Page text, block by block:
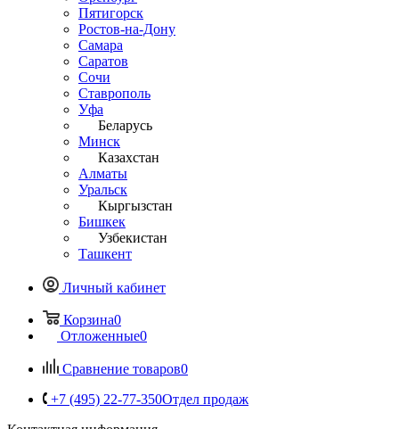
Пятигорск
Ростов-на-Дону
Самара
Саратов
Сочи
Ставрополь
Уфа
Беларусь
Минск
Казахстан
Алматы
Уральск
Кыргызстан
Бишкек
Узбекистан
Ташкент
Личный кабинет
Корзина0
Отложенные0
Сравнение товаров0
+7 (495) 22-77-350Отдел продаж